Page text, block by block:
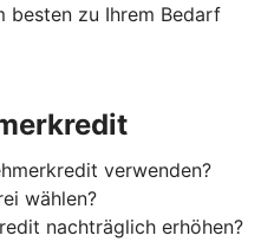
besten zu Ihrem Bedarf
verwenden?
wählen?
nachträglich erhöhen?